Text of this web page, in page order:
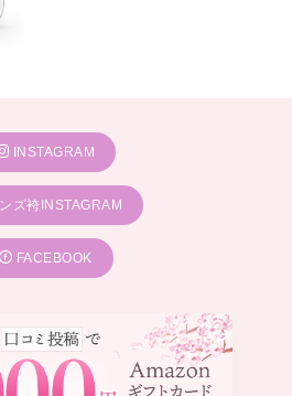
INSTAGRAM
ズ袴INSTAGRAM
FACEBOOK